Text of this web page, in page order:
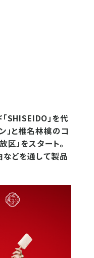
SHISEIDO」を代
」と椎名林檎のコ
」をスタート。
どを通して製品